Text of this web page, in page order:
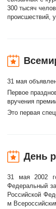
300 тысяч
происшествий,
31 мая
Первое
вручения
Это первая
День
31 мая 2002
Федеральный
Российской
м